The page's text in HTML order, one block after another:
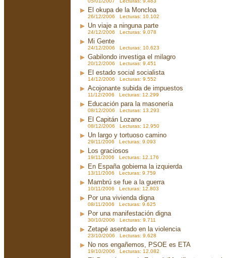
El okupa de la Moncloa
26/12/2006 Lecturas: 10.102
Un viaje a ninguna parte
24/12/2006 Lecturas: 9.078
Mi Gente
24/12/2006 Lecturas: 10.623
Gabilondo investiga el milagro
20/12/2006 Lecturas: 9.451
El estado social socialista
14/12/2006 Lecturas: 9.552
Acojonante subida de impuestos
11/12/2006 Lecturas: 12.299
Educación para la masonería
08/12/2006 Lecturas: 13.293
El Capitán Lozano
08/12/2006 Lecturas: 12.950
Un largo y tortuoso camino
29/11/2006 Lecturas: 9.093
Los graciosos
19/11/2006 Lecturas: 12.176
En España gobierna la izquierda
13/11/2006 Lecturas: 9.759
Mambrú se fue a la guerra
10/11/2006 Lecturas: 12.803
Por una vivienda digna
08/11/2006 Lecturas: 9.625
Por una manifestación digna
30/10/2006 Lecturas: 9.711
Zetapé asentado en la violencia
23/10/2006 Lecturas: 9.628
No nos engañemos, PSOE es ETA
19/10/2006 Lecturas: 12.082